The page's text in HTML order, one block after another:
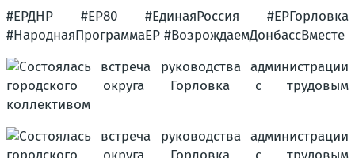
#ЕРДНР #ЕР80 #ЕдинаяРоссия #ЕРГорловка
#НароднаяПрограммаЕР #ВозрождаемДонбассВместе